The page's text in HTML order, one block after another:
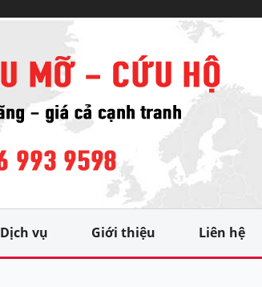
Dịch vụ Giới thiệu Liên hệ